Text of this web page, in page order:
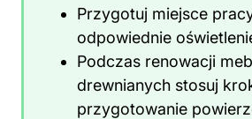
Przygotuj miejsce
odpowiednie
Podczas renowacji
drewnianych stosuj
przygotowanie